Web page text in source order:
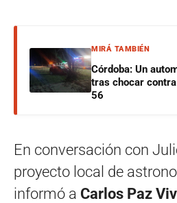
MIRÁ TAMBIÉN
Córdoba: Un
tras chocar
56
En conversación con
proyecto local de
informó a Carlos Paz